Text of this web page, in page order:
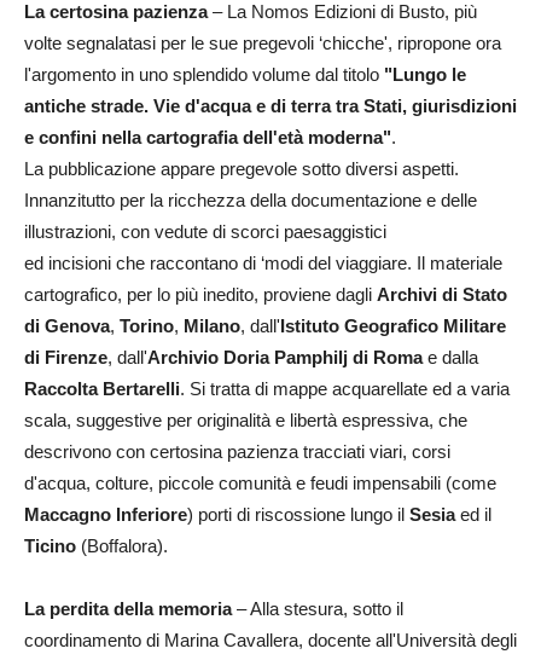
La certosina pazienza– La Nomos Edizioni di Busto, più
volte segnalatasi per le sue pregevoli ‘chicche', ripropone ora
l'argomento in uno splendido volume dal titolo "Lungo le
antiche strade. Vie d'acqua e di terra tra Stati, giurisdizioni
e confini nella cartografia dell'età moderna".
La pubblicazione appare pregevole sotto diversi aspetti.
Innanzitutto per la ricchezza della documentazione e delle
illustrazioni, con vedute di scorci paesaggistici
ed incisioni che raccontano di ‘modi del viaggiare. Il materiale
cartografico, per lo più inedito, proviene dagli Archivi di Stato
di Genova, Torino, Milano, dall'Istituto Geografico Militare
di Firenze, dall'Archivio Doria Pamphilj di Romae dalla
Raccolta Bertarelli. Si tratta di mappe acquarellate ed a varia
scala, suggestive per originalità e libertà espressiva, che
descrivono con certosina pazienza tracciati viari, corsi
d'acqua, colture, piccole comunità e feudi impensabili (come
Maccagno Inferiore) porti di riscossione lungo il Sesiaed il
Ticino (Boffalora).
La perdita della memoria– Alla stesura, sotto il
coordinamento di Marina Cavallera, docente all'Università degli